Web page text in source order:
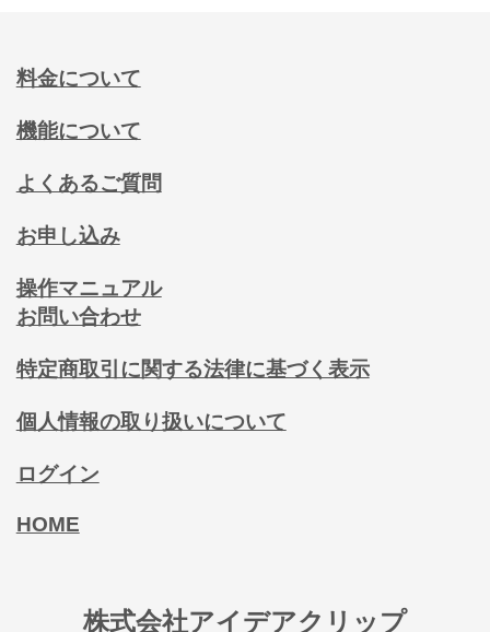
料金について
機能について
よくあるご質問
お申し込み
操作マニュアル
お問い合わせ
特定商取引に関する法律に基づく表示
個人情報の取り扱いについて
ログイン
HOME
株式会社アイデアクリップ